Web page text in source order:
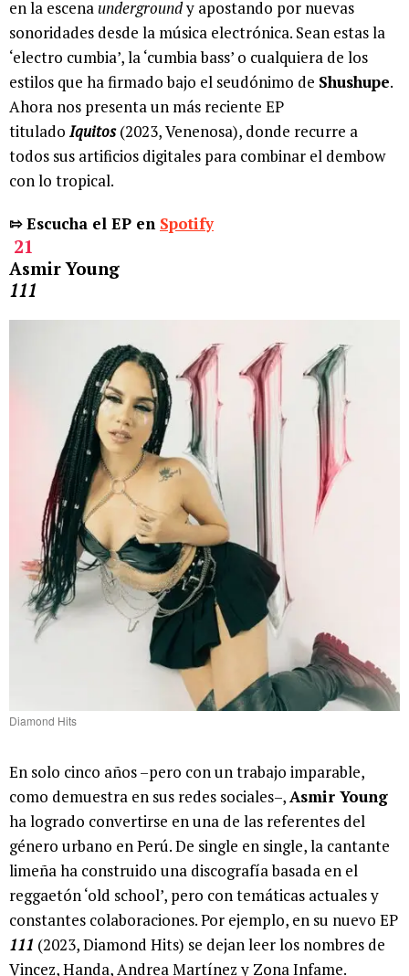
en la escena undergroundy apostando por nuevas
sonoridades desde la música electrónica. Sean estas la
‘electro cumbia’, la ‘cumbia bass’ o cualquiera de los
estilos que ha firmado bajo el seudónimo de Shushupe.
Ahora nos presenta un más reciente EP
titulado Iquitos(2023, Venenosa), donde recurre a
todos sus artificios digitales para combinar el dembow
con lo tropical.
⇰ Escucha el EP en Spotify
21
Asmir Young
111
Diamond Hits
En solo cinco años –pero con un trabajo imparable,
como demuestra en sus redes sociales–,Asmir Young
ha logrado convertirse en una de las referentes del
género urbano en Perú. De single en single, la cantante
limeña ha construido una discografía basada en el
reggaetón ‘old school’, pero con temáticas actuales y
constantes colaboraciones. Por ejemplo, en su nuevo EP
111 (2023, Diamond Hits) se dejan leer los nombres de
Vincez, Handa, Andrea Martínez y Zona Infame.